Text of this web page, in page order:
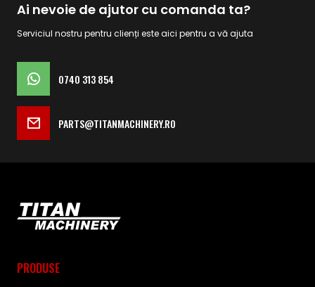
Ai nevoie de ajutor cu comanda ta?
Serviciul nostru pentru clienți este aici pentru a vă ajuta
0740 313 854
PARTS@TITANMACHINERY.RO
PRODUSE